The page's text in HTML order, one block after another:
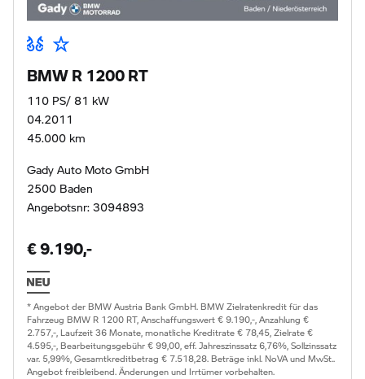
BMW R 1200 RT
110 PS/ 81 kW
04.2011
45.000 km
Gady Auto Moto GmbH
2500 Baden
Angebotsnr: 3094893
€ 9.190,-
* Angebot der BMW Austria Bank GmbH. BMW Zielratenkredit für das
Fahrzeug BMW R 1200 RT, Anschaffungswert € 9.190,-, Anzahlung €
2.757,-, Laufzeit 36 Monate, monatliche Kreditrate € 78,45, Zielrate €
4.595,-, Bearbeitungsgebühr € 99,00, eff. Jahreszinssatz 6,76%, Sollzinssatz
var. 5,99%, Gesamtkreditbetrag € 7.518,28. Beträge inkl. NoVA und MwSt..
Angebot freibleibend. Änderungen und Irrtümer vorbehalten.